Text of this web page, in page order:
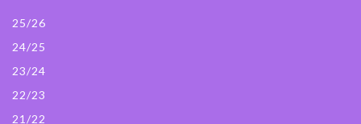
25/26
24/25
23/24
22/23
21/22